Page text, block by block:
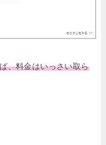
、料金はいっさい取ら